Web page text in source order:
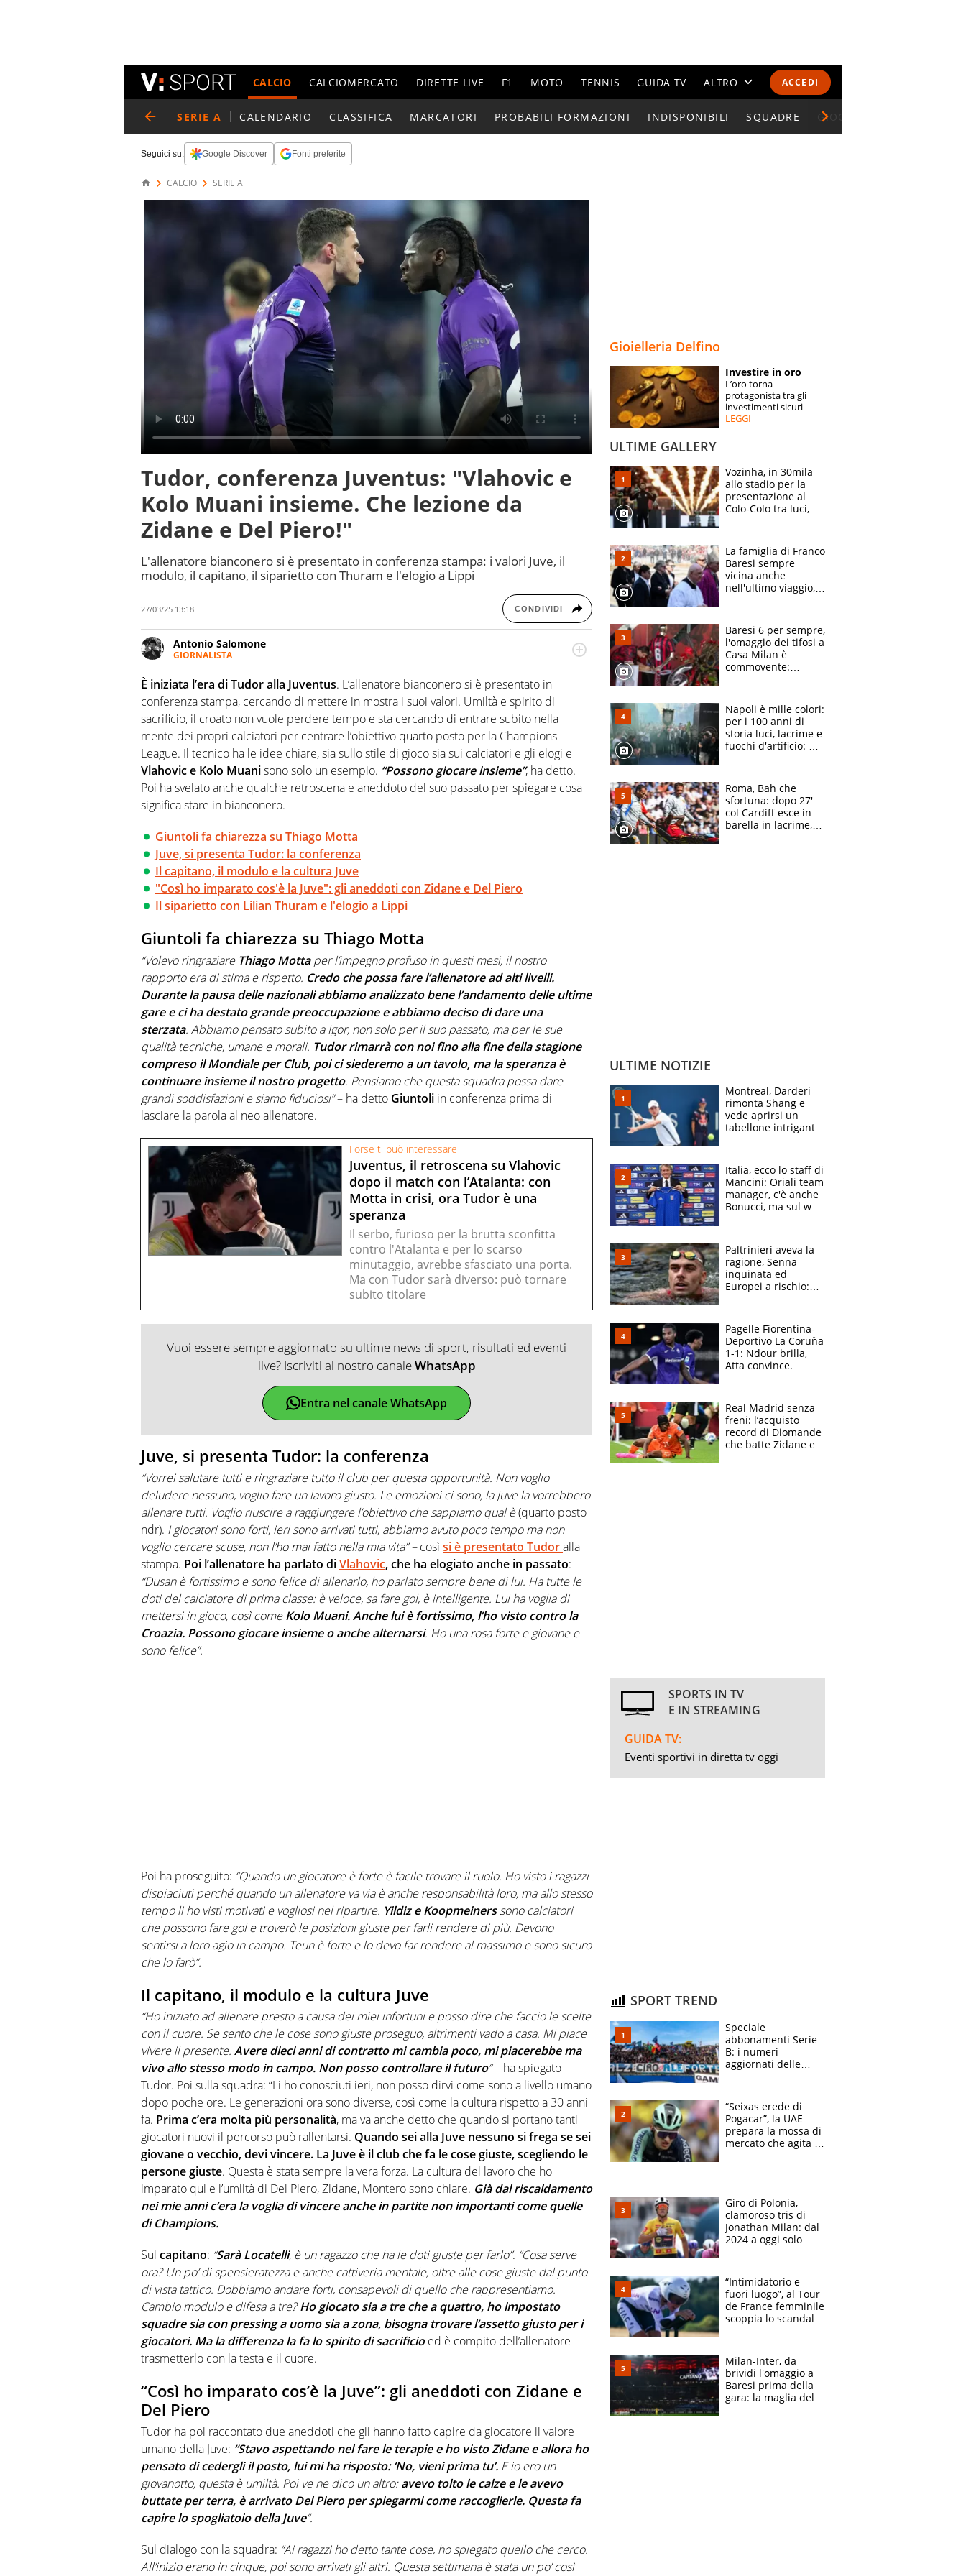
ACCEDI
CALCIO CALCIOMERCATO DIRETTE LIVE F1 MOTO TENNIS GUIDA TV ALTRO
CALENDARI E CLASSIFICHE
ESPERTI
CONTATTI
SERIE A CALENDARIO CLASSIFICA MARCATORI PROBABILI FORMAZIONI INDISPONIBILI SQUADRE GIOCATORI SERIE A
Seguici su: Google Discover Fonti preferite
CALCIO SERIE A
Tudor, conferenza Juventus: "Vlahovic e
Kolo Muani insieme. Che lezione da
Zidane e Del Piero!"
L'allenatore bianconero si è presentato in conferenza stampa: i valori Juve, il
modulo, il capitano, il siparietto con Thuram e l'elogio a Lippi
27/03/25 13:18 CONDIVIDI
Antonio Salomone
GIORNALISTA
Giornalista pubblicista. Lo affascinano, da sempre, le categorie minori e i talenti in
erba. Ha fiuto per la notizia e per gli emergenti. Calcio, basket, motori: ci pensa lui
È iniziata l’era di Tudor alla Juventus. L’allenatore bianconero si è presentato in
conferenza stampa, cercando di mettere in mostra i suoi valori. Umiltà e spirito di
sacrificio, il croato non vuole perdere tempo e sta cercando di entrare subito nella
mente dei propri calciatori per centrare l’obiettivo quarto posto per la Champions
League. Il tecnico ha le idee chiare, sia sullo stile di gioco sia sui calciatori e gli elogi e
Vlahovic e Kolo Muanisono solo un esempio. “Possono giocare insieme”, ha detto.
Poi ha svelato anche qualche retroscena e aneddoto del suo passato per spiegare cosa
significa stare in bianconero.
Giuntoli fa chiarezza su Thiago Motta
Juve, si presenta Tudor: la conferenza
Il capitano, il modulo e la cultura Juve
"Così ho imparato cos'è la Juve": gli aneddoti con Zidane e Del Piero
Il siparietto con Lilian Thuram e l'elogio a Lippi
Giuntoli fa chiarezza su Thiago Motta
“Volevo ringraziare Thiago Mottaper l’impegno profuso in questi mesi, il nostro
rapporto era di stima e rispetto. Credo che possa fare l’allenatore ad alti livelli.
Durante la pausa delle nazionali abbiamo analizzato bene l’andamento delle ultime
gare e ci ha destato grande preoccupazione e abbiamo deciso di dare una
sterzata. Abbiamo pensato subito a Igor, non solo per il suo passato, ma per le sue
qualità tecniche, umane e morali. Tudor rimarrà con noi fino alla fine della stagione
compreso il Mondiale per Club, poi ci siederemo a un tavolo, ma la speranza è
continuare insieme il nostro progetto. Pensiamo che questa squadra possa dare
grandi soddisfazioni e siamo fiduciosi”– ha detto Giuntoli in conferenza prima di
lasciare la parola al neo allenatore.
Forse ti può interessare
Juventus, il retroscena su Vlahovic
dopo il match con l’Atalanta: con
Motta in crisi, ora Tudor è una
speranza
Il serbo, furioso per la brutta sconfitta
contro l'Atalanta e per lo scarso
minutaggio, avrebbe sfasciato una porta.
Ma con Tudor sarà diverso: può tornare
subito titolare
Vuoi essere sempre aggiornato su ultime news di sport, risultati ed eventi
live? Iscriviti al nostro canaleWhatsApp
Entra nel canale WhatsApp
Juve, si presenta Tudor: la conferenza
“Vorrei salutare tutti e ringraziare tutto il club per questa opportunità. Non voglio
deludere nessuno, voglio fare un lavoro giusto. Le emozioni ci sono, la Juve la vorrebbero
allenare tutti. Voglio riuscire a raggiungere l’obiettivo che sappiamo qual è(quarto posto
ndr). I giocatori sono forti, ieri sono arrivati tutti, abbiamo avuto poco tempo ma non
voglio cercare scuse, non l’ho mai fatto nella mia vita” –così si è presentato Tudoralla
stampa. Poi l’allenatore ha parlato diVlahovic, che ha elogiato anche in passato:
“Dusan è fortissimo e sono felice di allenarlo, ho parlato sempre bene di lui. Ha tutte le
doti del calciatore di prima classe: è veloce, sa fare gol, è intelligente. Lui ha voglia di
mettersi in gioco, così comeKolo Muani. Anche lui è fortissimo, l’ho visto contro la
Croazia. Possono giocare insieme o anche alternarsi. Ho una rosa forte e giovane e
sono felice”.
Poi ha proseguito: “Quando un giocatore è forte è facile trovare il ruolo. Ho visto i ragazzi
dispiaciuti perché quando un allenatore va via è anche responsabilità loro, ma allo stesso
tempo li ho visti motivati e vogliosi nel ripartire. Yildiz e Koopmeinerssono calciatori
che possono fare gol e troverò le posizioni giuste per farli rendere di più. Devono
sentirsi a loro agio in campo. Teun è forte e lo devo far rendere al massimo e sono sicuro
che lo farò”.
Il capitano, il modulo e la cultura Juve
“Ho iniziato ad allenare presto a causa dei miei infortuni e posso dire che faccio le scelte
con il cuore. Se sento che le cose sono giuste proseguo, altrimenti vado a casa. Mi piace
vivere il presente. Avere dieci anni di contratto mi cambia poco, mi piacerebbe ma
vivo allo stesso modo in campo. Non posso controllare il futuro“– ha spiegato
Tudor. Poi sulla squadra: “Li ho conosciuti ieri, non posso dirvi come sono a livello umano
dopo poche ore. Le generazioni ora sono diverse, così come la cultura rispetto a 30 anni
fa. Prima c’era molta più personalità, ma va anche detto che quando si portano tanti
giocatori nuovi il percorso può rallentarsi. Quando sei alla Juve nessuno si frega se sei
giovane o vecchio, devi vincere. La Juve è il club che fa le cose giuste, scegliendo le
persone giuste. Questa è stata sempre la vera forza. La cultura del lavoro che ho
imparato qui e l’umiltà di Del Piero, Zidane, Montero sono chiare. Già dal riscaldamento
nei mie anni c’era la voglia di vincere anche in partite non importanti come quelle
di Champions.
Sul capitano: “Sarà Locatelli, è un ragazzo che ha le doti giuste per farlo”. “Cosa serve
ora? Un po’ di spensieratezza e anche cattiveria mentale, oltre alle cose giuste dal punto
di vista tattico. Dobbiamo andare forti, consapevoli di quello che rappresentiamo.
Cambio modulo e difesa a tre?Ho giocato sia a tre che a quattro, ho impostato
squadre sia con pressing a uomo sia a zona, bisogna trovare l’assetto giusto per i
giocatori. Ma la differenza la fa lo spirito di sacrificio ed è compito dell’allenatore
trasmetterlo con la testa e il cuore.
“Così ho imparato cos’è la Juve”: gli aneddoti con Zidane e
Del Piero
Tudor ha poi raccontato due aneddoti che gli hanno fatto capire da giocatore il valore
umano della Juve: “Stavo aspettando nel fare le terapie e ho visto Zidane e allora ho
pensato di cedergli il posto, lui mi ha risposto: ‘No, vieni prima tu’. E io ero un
giovanotto, questa è umiltà. Poi ve ne dico un altro:avevo tolto le calze e le avevo
buttate per terra, è arrivato Del Piero per spiegarmi come raccoglierle. Questa fa
capire lo spogliatoio della Juve“.
Sul dialogo con la squadra: “Ai ragazzi ho detto tante cose, ho spiegato quello che cerco.
All’inizio erano in cinque, poi sono arrivati gli altri. Questa settimana è stata un po’ così
Gioielleria Delfino
Investire in oro
L’oro torna
protagonista tra gli
investimenti sicuri
LEGGI
ULTIME GALLERY
Vozinha, in 30mila
allo stadio per la
presentazione al
Colo-Colo tra luci,
La famiglia di Franco
Baresi sempre
vicina anche
nell'ultimo viaggio,
circondati
dall'affetto dei tifosi
Baresi 6 per sempre,
l'omaggio dei tifosi a
Casa Milan è
commovente:
bigliettini
Napoli è mille colori:
per i 100 anni di
storia luci, lacrime e
fuochi d'artificio: De
Roma, Bah che
sfortuna: dopo 27'
col Cardiff esce in
barella in lacrime,
ULTIME NOTIZIE
Montreal, Darderi
rimonta Shang e
vede aprirsi un
tabellone intrigante:
felice del mio livello"
Italia, ecco lo staff di
Mancini: Oriali team
manager, c'è anche
Bonucci, ma sul web
Paltrinieri aveva la
ragione, Senna
inquinata ed
Europei a rischio:
adesso
Pagelle Fiorentina-
Deportivo La Coruña
1-1: Ndour brilla,
Atta convince.
Real Madrid senza
freni: l’acquisto
record di Diomande
che batte Zidane e
SPORTS IN TV
E IN STREAMING
GUIDA TV:
Eventi sportivi in diretta tv oggi
SPORT TREND
Speciale
abbonamenti Serie
B: i numeri
aggiornati delle
“Seixas erede di
Pogacar”, la UAE
prepara la mossa di
mercato che agita la
Giro di Polonia,
clamoroso tris di
Jonathan Milan: dal
2024 a oggi solo
e Skerl
“Intimidatorio e
fuori luogo”, al Tour
de France femminile
scoppia lo scandalo:
atlete
Milan-Inter, da
brividi l'omaggio a
Baresi prima della
gara: la maglia del